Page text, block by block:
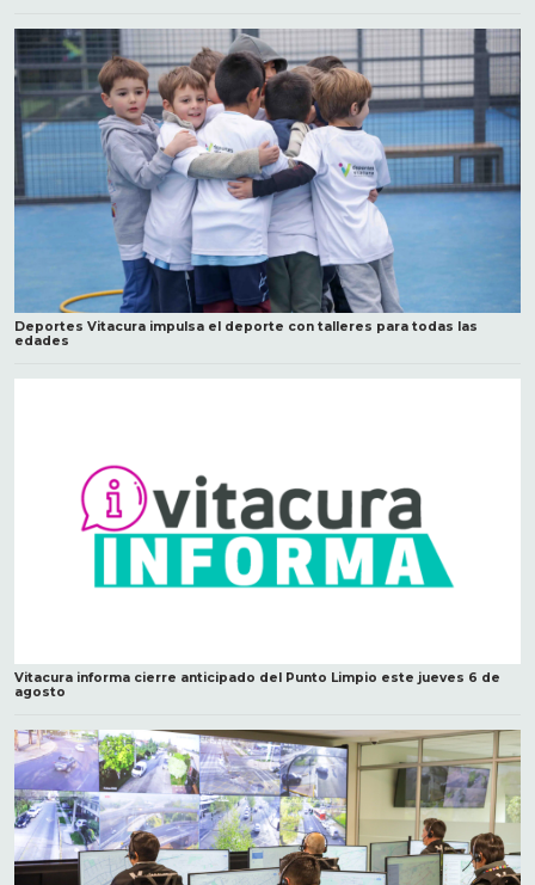
Deportes Vitacura impulsa el deporte con talleres para todas las
edades
Vitacura informa cierre anticipado del Punto Limpio este jueves 6 de
agosto